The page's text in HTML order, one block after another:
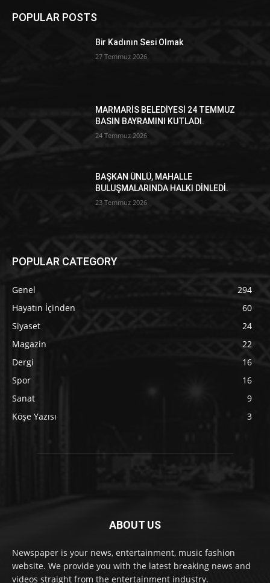
POPULAR POSTS
Bir Kadının Sesi Olmak
27 Temmuz 2026
MARMARİS BELEDİYESİ 24 TEMMUZ
BASIN BAYRAMINI KUTLADI.
24 Temmuz 2026
BAŞKAN ÜNLÜ, MAHALLE
BULUŞMALARINDA HALKI DİNLEDİ.
23 Temmuz 2026
POPULAR CATEGORY
Genel
294
Hayatın İçinden
60
Siyaset
24
Magazin
22
Dergi
16
Spor
16
Sanat
9
Köşe Yazısı
3
ABOUT US
Newspaper is your news, entertainment, music fashion
website. We provide you with the latest breaking news and
videos straight from the entertainment industry.